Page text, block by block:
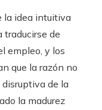
la idea intuitiva
traducirse de
empleo, y los
que la razón no
de la
la madurez